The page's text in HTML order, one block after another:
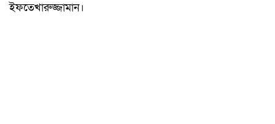
ইফতেখারুজ্জামান।